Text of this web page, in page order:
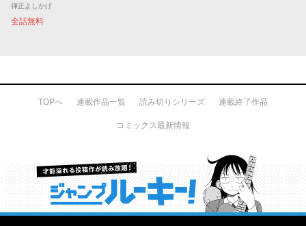
弾正よしかげ
全話無料
TOPへ 連載作品一覧 読み切りシリーズ 連載終了作品
コミックス最新情報
才能溢れる投稿作が読み放題！ ジャンプルーキー！